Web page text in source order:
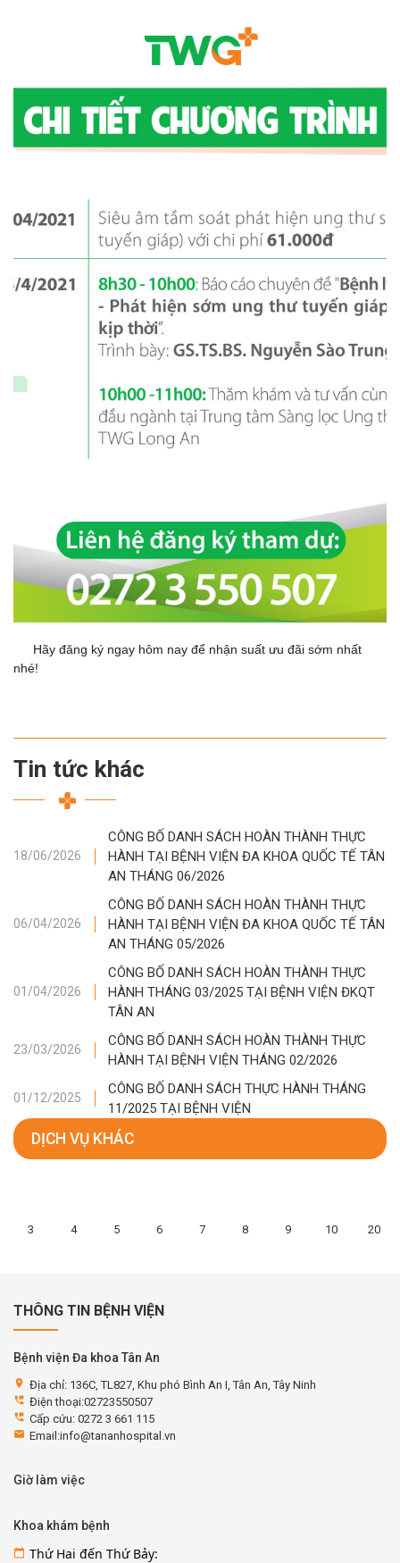
Hãy đăng ký ngay hôm nay để nhận suất ưu đãi sớm nhất
nhé!
Tin tức khác
18/06/2026
CÔNG BỐ DANH SÁCH HOÀN THÀNH THỰC
HÀNH TẠI BỆNH VIỆN ĐA KHOA QUỐC TẾ TÂN
AN THÁNG 06/2026
06/04/2026
CÔNG BỐ DANH SÁCH HOÀN THÀNH THỰC
HÀNH TẠI BỆNH VIỆN ĐA KHOA QUỐC TẾ TÂN
AN THÁNG 05/2026
01/04/2026
CÔNG BỐ DANH SÁCH HOÀN THÀNH THỰC
HÀNH THÁNG 03/2025 TẠI BỆNH VIỆN ĐKQT
TÂN AN
23/03/2026
CÔNG BỐ DANH SÁCH HOÀN THÀNH THỰC
HÀNH TẠI BỆNH VIỆN THÁNG 02/2026
01/12/2025
CÔNG BỐ DANH SÁCH THỰC HÀNH THÁNG
11/2025 TẠI BỆNH VIỆN
DỊCH VỤ KHÁC
3 4 5 6 7 8 9 10 20
THÔNG TIN BỆNH VIỆN
Bệnh viện Đa khoa Tân An
location_on Địa chỉ: 136C, TL827, Khu phó Bình An I, Tân An, Tây Ninh
perm_phone_msg Điện thoại:02723550507
perm_phone_msg Cấp cứu: 0272 3 661 115
email Email:info@tananhospital.vn
Giờ làm việc
Khoa khám bệnh
calendar_today Thứ Hai đến Thứ Bảy: